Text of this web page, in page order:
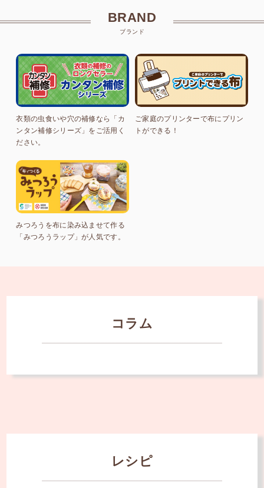
BRAND
ブランド
衣類の虫食いや穴の補修なら「カ
ンタン補修シリーズ」をご活用く
ださい。
ご家庭のプリンターで布にプリン
トができる！
みつろうを布に染み込ませて作る
「みつろうラップ」が人気です。
コラム
レシピ